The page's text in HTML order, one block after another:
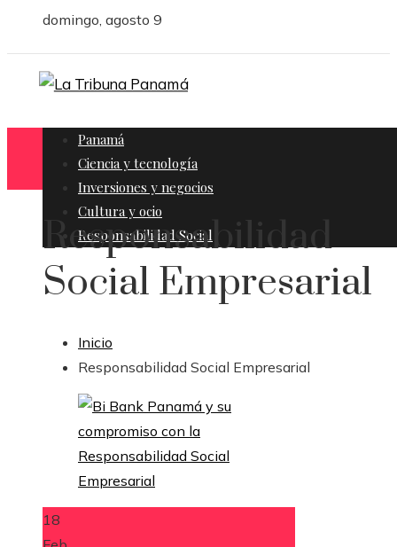
domingo, agosto 9
Panamá
Ciencia y tecnología
Inversiones y negocios
Cultura y ocio
Responsabilidad Social
Responsabilidad
Social Empresarial
Inicio
Responsabilidad Social Empresarial
18